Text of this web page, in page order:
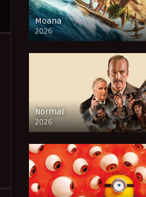
Moana
2026
CAM
Normal
2026
FULL HD